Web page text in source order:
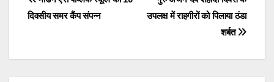
navigation
उपलक्ष में राहगीरों को पिलाया ठंडा
शर्बत
दिवसीय समर कैंप संपन्न